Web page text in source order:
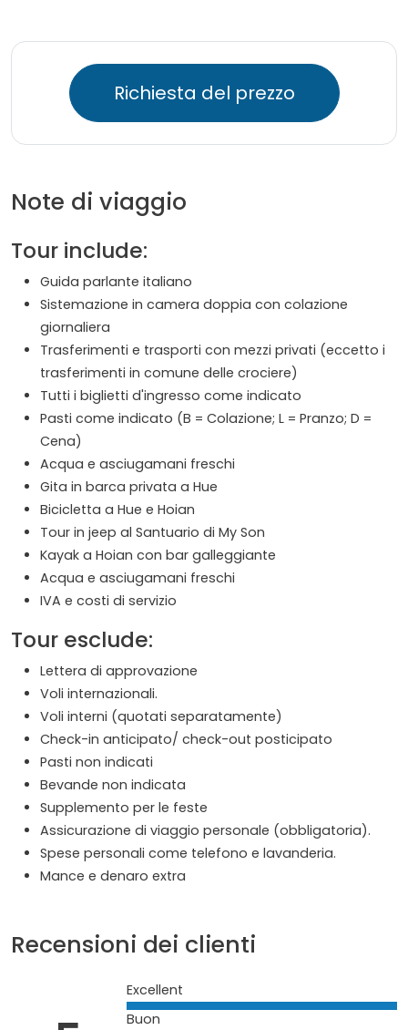
Richiesta del prezzo
Note di viaggio
Tour include:
Guida parlante italiano
Sistemazione in camera doppia con colazione
giornaliera
Trasferimenti e trasporti con mezzi privati (eccetto i
trasferimenti in comune delle crociere)
Tutti i biglietti d'ingresso come indicato
Pasti come indicato (B = Colazione; L = Pranzo; D =
Cena)
Acqua e asciugamani freschi
Gita in barca privata a Hue
Bicicletta a Hue e Hoian
Tour in jeep al Santuario di My Son
Kayak a Hoian con bar galleggiante
Acqua e asciugamani freschi
IVA e costi di servizio
Tour esclude:
Lettera di approvazione
Voli internazionali.
Voli interni (quotati separatamente)
Check-in anticipato/ check-out posticipato
Pasti non indicati
Bevande non indicata
Supplemento per le feste
Assicurazione di viaggio personale (obbligatoria).
Spese personali come telefono e lavanderia.
Mance e denaro extra
Recensioni dei clienti
Excellent
Buon